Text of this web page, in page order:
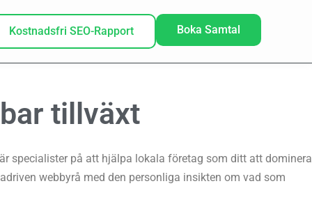
Kostnadsfri SEO-Rapport Boka Samtal
tillväxt
specialister på att hjälpa lokala företag som ditt att dominera
webbyrå med den personliga insikten om vad som